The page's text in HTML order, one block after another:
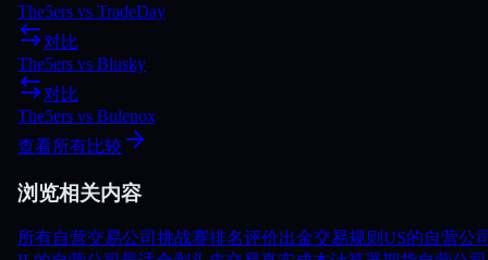
The5ers vs TradeDay
对比
The5ers vs Blusky
对比
The5ers vs Bulenox
查看所有比较
浏览相关内容
所有自营交易公司 挑战赛排名评价出金交易规则 US的自营公